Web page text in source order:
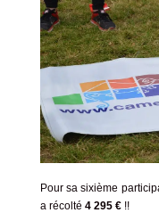
Pour sa sixième
a récolté 4 295 €!!